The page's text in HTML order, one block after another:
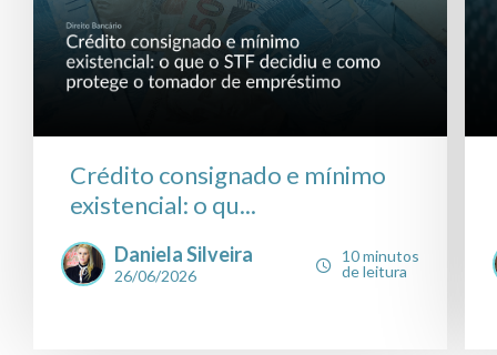
Crédito consignado e mínimo
existencial: o qu...
Daniela Silveira
26/06/2026
10 minutos
de leitura